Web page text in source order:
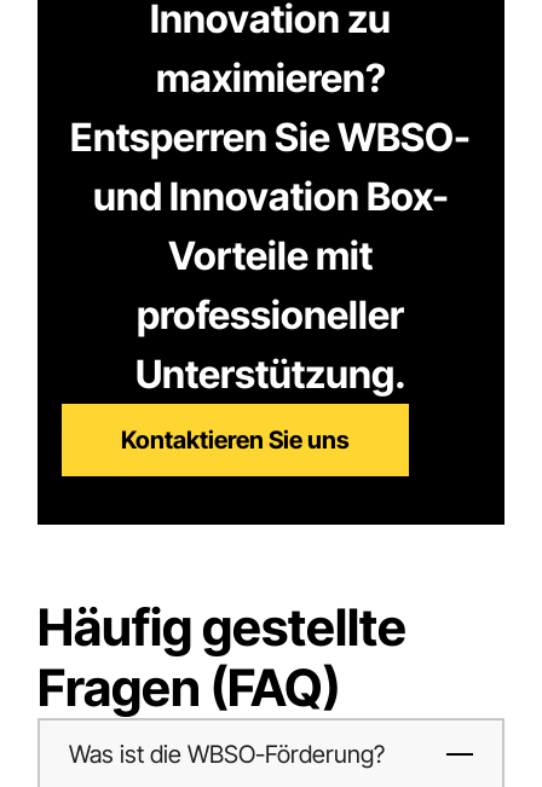
Innovation zu
maximieren?
Entsperren Sie WBSO-
und Innovation Box-
Vorteile mit
professioneller
Unterstützung.
Kontaktieren Sie uns
Häufig gestellte
Fragen (FAQ)
Was ist die WBSO-Förderung?